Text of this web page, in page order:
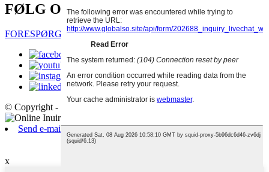
FØLG OS
FORESPØRG NU
© Copyright - 2010-2020: Alle rettigheder forbeholdes.
Send e-mail
x